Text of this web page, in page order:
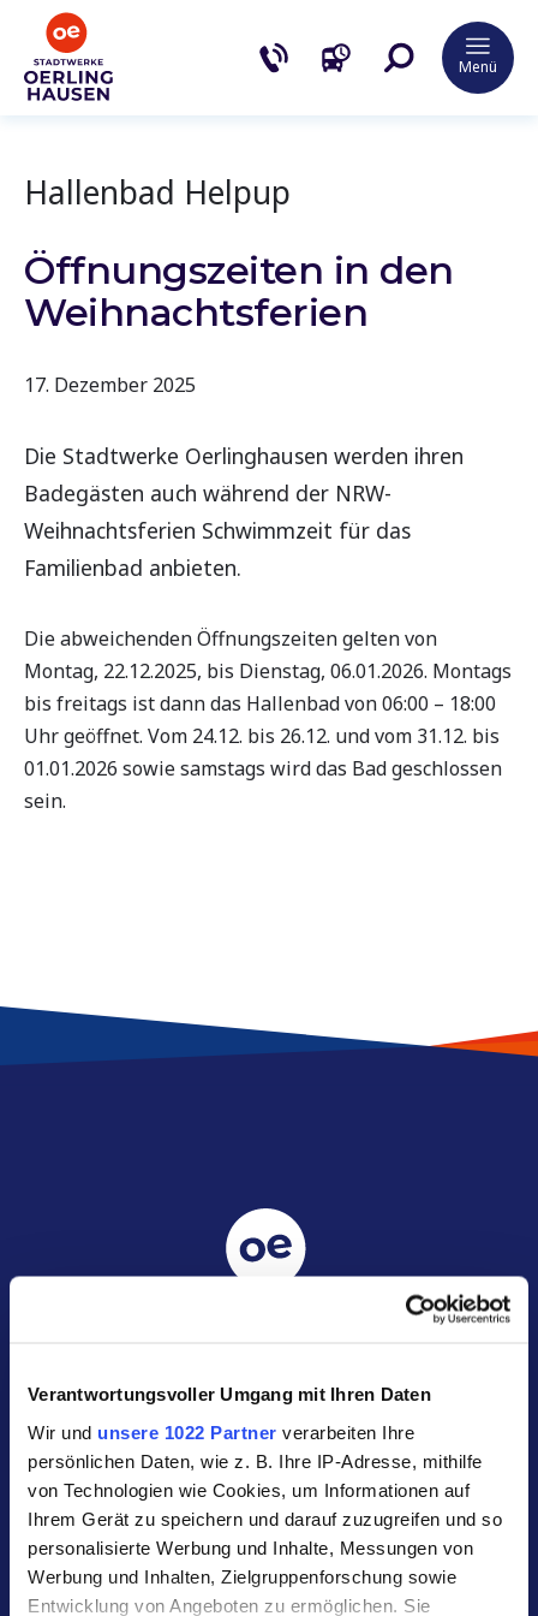
Verantwortungsvoller Umgang mit Ihren Daten
Wir und unsere 1022 Partner verarbeiten Ihre
persönlichen Daten, wie z. B. Ihre IP-Adresse, mithilfe
von Technologien wie Cookies, um Informationen auf
Ihrem Gerät zu speichern und darauf zuzugreifen und so
personalisierte Werbung und Inhalte, Messungen von
Werbung und Inhalten, Zielgruppenforschung sowie
Entwicklung von Angeboten zu ermöglichen. Sie
Menü
Hallenbad Helpup
Öffnungszeiten in den
Weihnachtsferien
17. Dezember 2025
Die Stadtwerke Oerlinghausen werden ihren
Badegästen auch während der NRW-
Weihnachtsferien Schwimmzeit für das
Familienbad anbieten.
Die abweichenden Öffnungszeiten gelten von
Montag, 22.12.2025, bis Dienstag, 06.01.2026. Montags
bis freitags ist dann das Hallenbad von 06:00 – 18:00
Uhr geöffnet. Vom 24.12. bis 26.12. und vom 31.12. bis
01.01.2026 sowie samstags wird das Bad geschlossen
sein.
Kontakt
Stadtwerke Oerlinghausen GmbH
Rathausstraße 23
33813 Oerlinghausen
Tel.:
05202 4909-0